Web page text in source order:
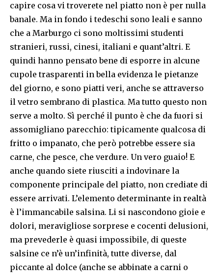
capire cosa vi troverete nel piatto non è per nulla
banale. Ma in fondo i tedeschi sono leali e sanno
che a Marburgo ci sono moltissimi studenti
stranieri, russi, cinesi, italiani e quant’altri. E
quindi hanno pensato bene di esporre in alcune
cupole trasparenti in bella evidenza le pietanze
del giorno, e sono piatti veri, anche se attraverso
il vetro sembrano di plastica. Ma tutto questo non
serve a molto. Sì perché il punto è che da fuori si
assomigliano parecchio: tipicamente qualcosa di
fritto o impanato, che però potrebbe essere sia
carne, che pesce, che verdure. Un vero guaio! E
anche quando siete riusciti a indovinare la
componente principale del piatto, non crediate di
essere arrivati. L’elemento determinante in realtà
è l’immancabile salsina. Li si nascondono gioie e
dolori, meravigliose sorprese e cocenti delusioni,
ma prevederle è quasi impossibile, di queste
salsine ce n’è un’infinità, tutte diverse, dal
piccante al dolce (anche se abbinate a carni o